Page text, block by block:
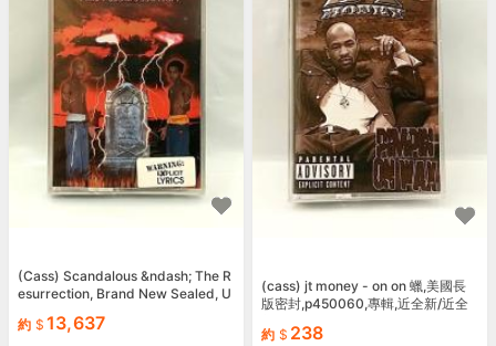
(Cass) Scandalous &ndash; The R
esurrection, Brand New Sealed, U
約 13,637
(cass) jt money - on on 蠟,美國長
版密封,p450060,專輯,近全新/近全
約 238